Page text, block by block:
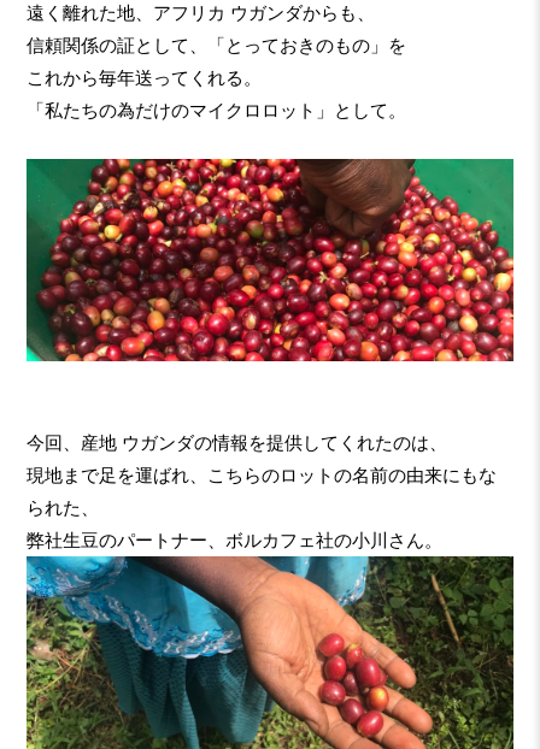
遠く離れた地、アフリカ ウガンダからも、
信頼関係の証として、「とっておきのもの」を
これから毎年送ってくれる。
「私たちの為だけのマイクロロット」として。
今回、産地 ウガンダの情報を提供してくれたのは、
現地まで足を運ばれ、こちらのロットの名前の由来にもな
られた、
弊社生豆のパートナー、ボルカフェ社の小川さん。